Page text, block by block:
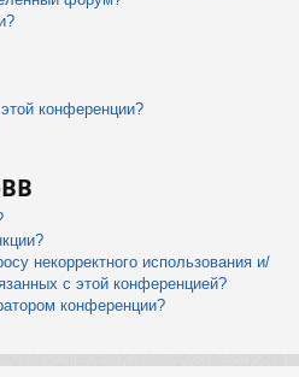
конференции?
некорректного использования и/
с этой конференцией?
конференции?